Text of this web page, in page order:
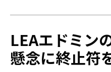
LEAエドミン
懸念に終止符